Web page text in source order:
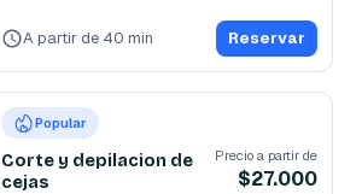
A partir de 40 min Reservar
Popular
Corte y depilacion de
cejas
Precio a partir de
$27.000